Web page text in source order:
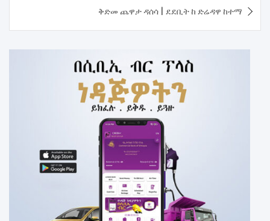
ቅድመ ጨዋታ ዳሰሳ | ደደቢት ከ ድሬዳዋ ከተማ